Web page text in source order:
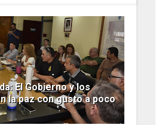
El Gobierno y los
la paz con gusto a poco